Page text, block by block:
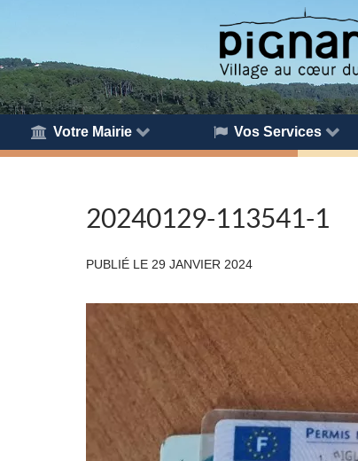
Votre Mairie Vos Services
20240129-113541-1
PUBLIÉ LE 29 JANVIER 2024